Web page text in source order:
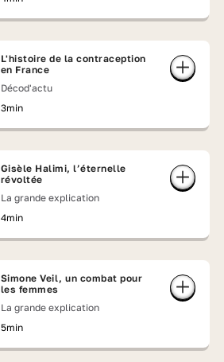
L'histoire de la contraception
en France
Décod'actu
3min
Gisèle Halimi, l’éternelle
révoltée
La grande explication
4min
Simone Veil, un combat pour
les femmes
La grande explication
5min